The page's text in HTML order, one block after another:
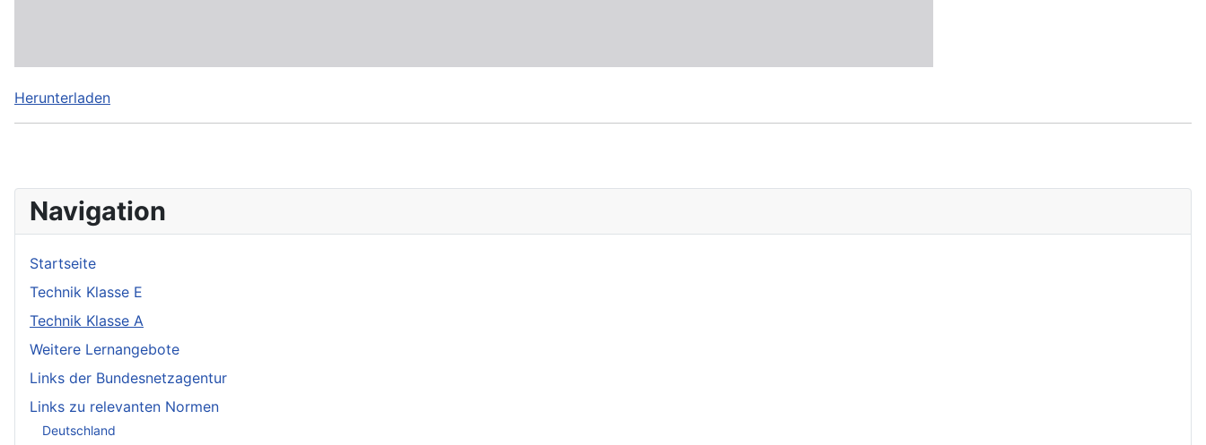
Navigation
Startseite
Technik Klasse E
Technik Klasse A
Weitere Lernangebote
Links der Bundesnetzagentur
Links zu relevanten Normen
Deutschland
Herunterladen